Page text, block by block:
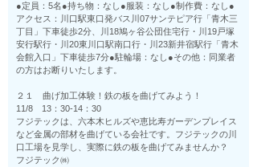
●定員：5名●持ち物：なし●服装：なし●制作費：なし●
アクセス：川口駅東口発バス川07サンテピア行「青木三
丁目」下車徒歩2分、川18鳩ヶ谷公団住宅行・川19戸塚
安行駅行・川20東川口駅南口行・川23新井宿駅行「青木
会館入口」下車徒歩7分●駐輪場：なし●その他：同業者
の方はお断りいたします。
２１ 曲げ加工体験！鉄の板を曲げてみよう！
11/8 13：30-14：30
フジテックは、六本木ヒルズや恵比寿ガーデンプレイス
など金属の部材を曲げている会社です。フジテックの川
口工場を見学し、実際に鉄の板を曲げてみませんか？
フジテック㈱